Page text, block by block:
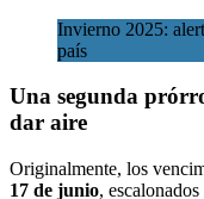
Invierno 2025:
país
Una segunda
dar aire
Originalmente, los
17 de junio,